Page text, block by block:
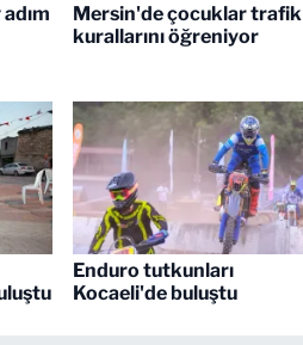
Mersin'de çocuklar trafik
kurallarını öğreniyor
Enduro tutkunları
Kocaeli'de buluştu